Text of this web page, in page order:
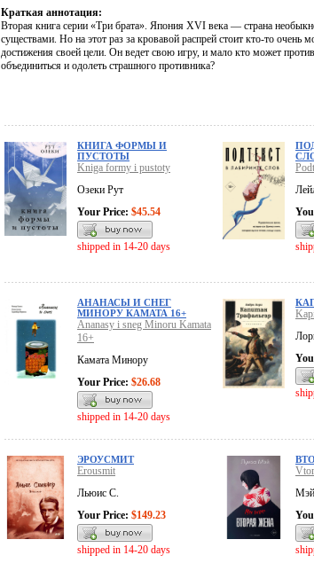
Краткая аннотация:
Вторая книга серии «Три брата». Япония XVI века — страна
существами. Но на этот раз за кровавой распрей стоит кто-то
достижения своей цели. Он ведет свою игру, и мало кто может
объединиться и одолеть страшного противника?
КНИГА ФОРМЫ И
ПУСТОТЫ
Kniga formy i pustoty
Озеки Рут
Your Price: $45.54
shipped in 14-20 days
АНАНАСЫ И СНЕГ
МИНОРУ КАМАТА 16+
Ananasy i sneg Minoru Kamata
16+
Камата Минору
Your Price: $26.68
shipped in 14-20 days
ЭРОУСМИТ
Erousmit
Льюис С.
Your Price: $149.23
shipped in 14-20 days